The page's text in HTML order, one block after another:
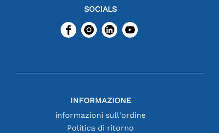
SOCIALS
INFORMAZIONE
informazioni sull'ordine
Politica di ritorno